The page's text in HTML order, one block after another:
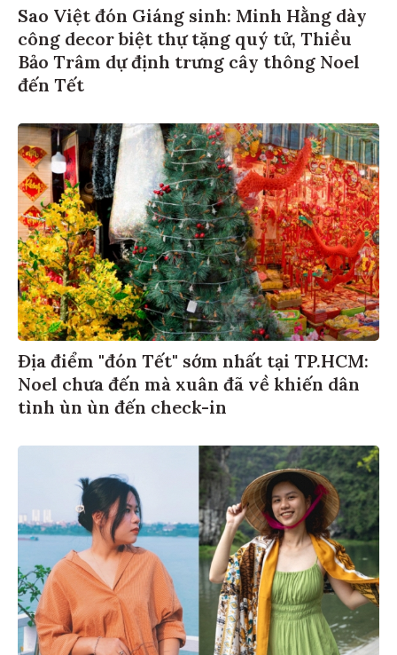
Sao Việt đón Giáng sinh: Minh Hằng dày
công decor biệt thự tặng quý tử, Thiều
Bảo Trâm dự định trưng cây thông Noel
đến Tết
Địa điểm "đón Tết" sớm nhất tại TP.HCM:
Noel chưa đến mà xuân đã về khiến dân
tình ùn ùn đến check-in